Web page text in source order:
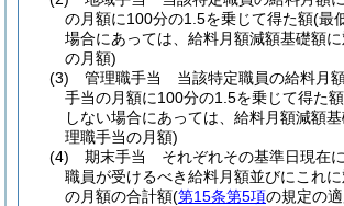
の月額に100分の1.5を乗じて得た額(最
場合にあっては、給料月額減額基礎額
の月額)
(3)
管理職手当 当該特定職員の給料月
手当の月額に100分の1.5を乗じて得た額
しない場合にあっては、給料月額減額
理職手当の月額)
(4)
期末手当 それぞれその基準日現在
職員が受けるべき給料月額並びにこれ
の月額の合計額(第15条第5項の規定の